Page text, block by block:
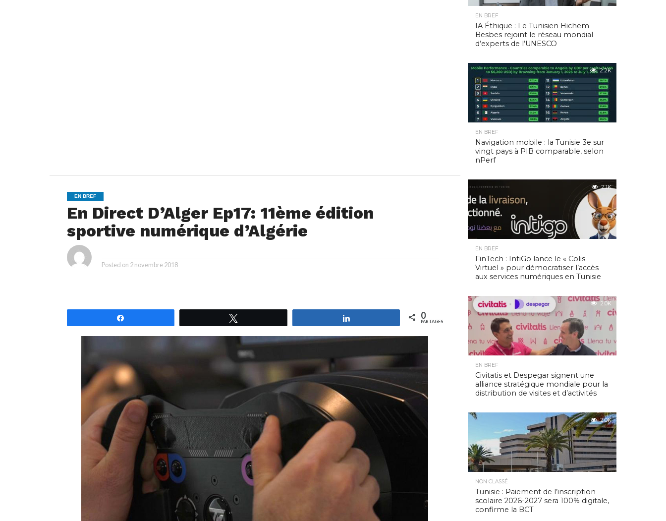
EN BREF
En Direct D’Alger Ep17: 11ème édition
sportive numérique d’Algérie
Posted on 2 novembre 2018
0
PARTAGES
EN BREF
IA Éthique : Le Tunisien Hichem
Besbes rejoint le réseau mondial
d’experts de l’UNESCO
2.2K
EN BREF
Navigation mobile : la Tunisie 3e sur
vingt pays à PIB comparable, selon
nPerf
2.1K
EN BREF
FinTech : IntiGo lance le « Colis
Virtuel » pour démocratiser l’accès
aux services numériques en Tunisie
2.0K
EN BREF
Civitatis et Despegar signent une
alliance stratégique mondiale pour la
distribution de visites et d’activités
2.0K
NON CLASSÉ
Tunisie : Paiement de l’inscription
scolaire 2026-2027 sera 100% digitale,
confirme la BCT